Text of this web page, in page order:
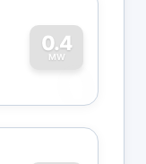
0.4
MW
0